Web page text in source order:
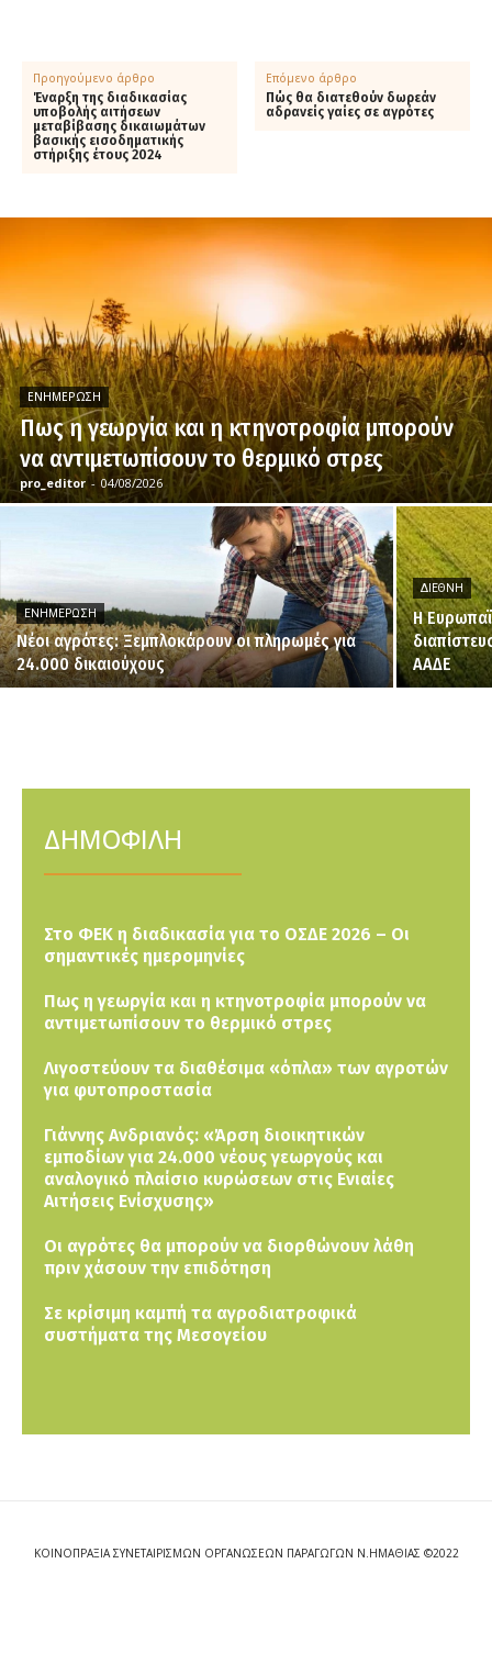
Προηγούμενο άρθρο
Έναρξη της διαδικασίας
υποβολής αιτήσεων
μεταβίβασης δικαιωμάτων
βασικής εισοδηματικής
στήριξης έτους 2024
Επόμενο άρθρο
Πώς θα διατεθούν δωρεάν
αδρανείς γαίες σε αγρότες
ΕΝΗΜΈΡΩΣΗ
Πως η γεωργία και η κτηνοτροφία μπορούν
να αντιμετωπίσουν το θερμικό στρες
pro_editor - 04/08/2026
ΕΝΗΜΈΡΩΣΗ
Νέοι αγρότες: Ξεμπλοκάρουν οι πληρωμές για
24.000 δικαιούχους
ΔΙΕΘΝΉ
H
ΑΑΔΕ
ΔΗΜΟΦΙΛΗ
Στο ΦΕΚ η διαδικασία για το ΟΣΔΕ 2026 – Οι
σημαντικές ημερομηνίες
Πως η γεωργία και η κτηνοτροφία μπορούν να
αντιμετωπίσουν το θερμικό στρες
Λιγοστεύουν τα διαθέσιμα «όπλα» των αγροτών
για φυτοπροστασία
Γιάννης Ανδριανός: «Άρση διοικητικών
εμποδίων για 24.000 νέους γεωργούς και
αναλογικό πλαίσιο κυρώσεων στις Ενιαίες
Αιτήσεις Ενίσχυσης»
Οι αγρότες θα μπορούν να διορθώνουν λάθη
πριν χάσουν την επιδότηση
Σε κρίσιμη καμπή τα αγροδιατροφικά
συστήματα της Μεσογείου
ΚΟΙΝΟΠΡΑΞΙΑ ΣΥΝΕΤΑΙΡΙΣΜΩΝ ΟΡΓΑΝΩΣΕΩΝ ΠΑΡΑΓΩΓΩΝ Ν.ΗΜΑΘΙΑΣ ©2022